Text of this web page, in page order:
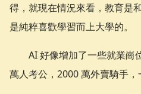
得，就現在情況來看，教育是
是純粹喜歡學習而上大學的。
AI 好像增加了一些就業崗
萬人考公，2000 萬外賣騎手，